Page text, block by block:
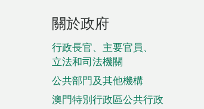
頁
腳
菜
單
關於政府
行政長官、主要官員、
立法和司法機關
公共部門及其他機構
澳門特別行政區公共行政